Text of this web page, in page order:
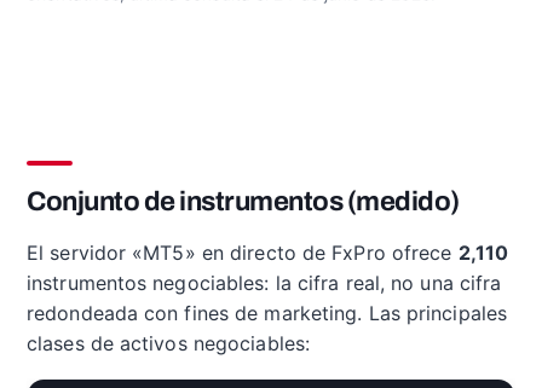
Conjunto de instrumentos (medido)
El servidor «MT5» en directo de FxPro ofrece 2,110
instrumentos negociables: la cifra real, no una cifra
redondeada con fines de marketing. Las principales
clases de activos negociables: